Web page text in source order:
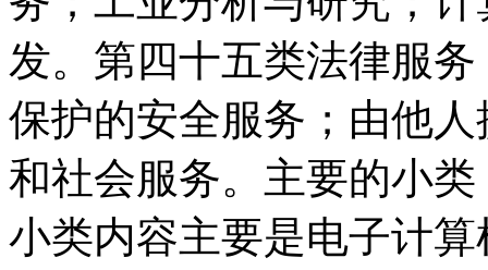
发。第四十五类法律服
保护的安全服务；由他
和社会服务。主要的小
小类内容主要是电子计